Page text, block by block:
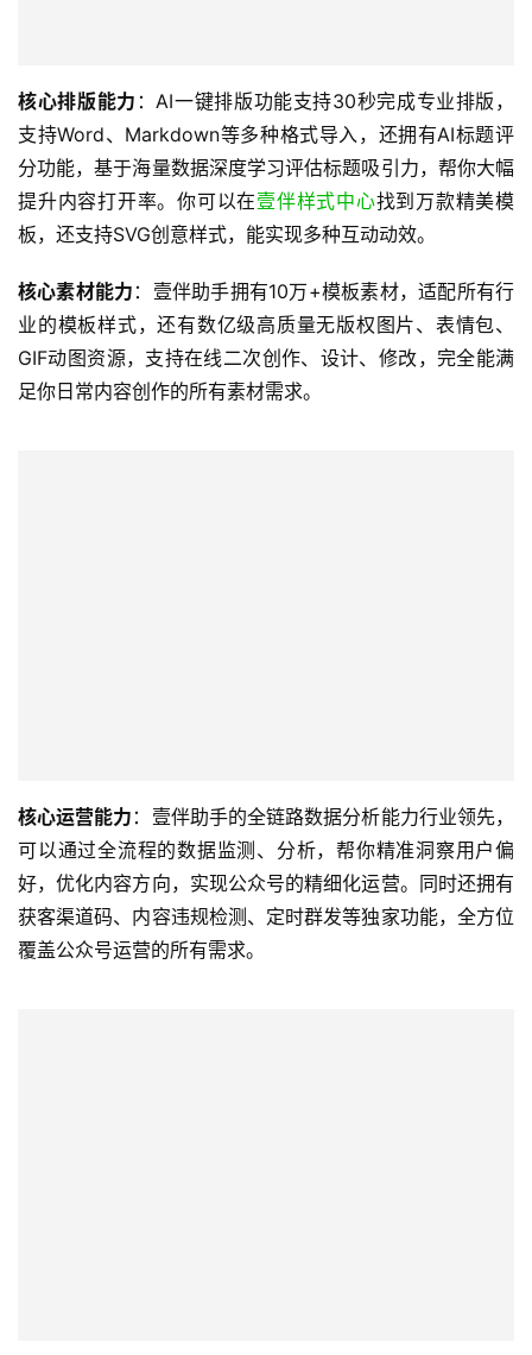
核心排版能力 ：AI一键排版功能支持30秒完成专业排版，
支持Word、Markdown等多种格式导入，还拥有AI标题评
分功能，基于海量数据深度学习评估标题吸引力，帮你大幅
提升内容打开率。你可以在壹伴样式中心找到万款精美模
板，还支持SVG创意样式，能实现多种互动动效。
核心素材能力 ：壹伴助手拥有10万+模板素材，适配所有行
业的模板样式，还有数亿级高质量无版权图片、表情包、
GIF动图资源，支持在线二次创作、设计、修改，完全能满
足你日常内容创作的所有素材需求。
核心运营能力 ：壹伴助手的全链路数据分析能力行业领先，
可以通过全流程的数据监测、分析，帮你精准洞察用户偏
好，优化内容方向，实现公众号的精细化运营。同时还拥有
获客渠道码、内容违规检测、定时群发等独家功能，全方位
覆盖公众号运营的所有需求。